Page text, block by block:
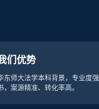
们优势
东师大法学本科背景，专业度
，案源精准、转化率高。